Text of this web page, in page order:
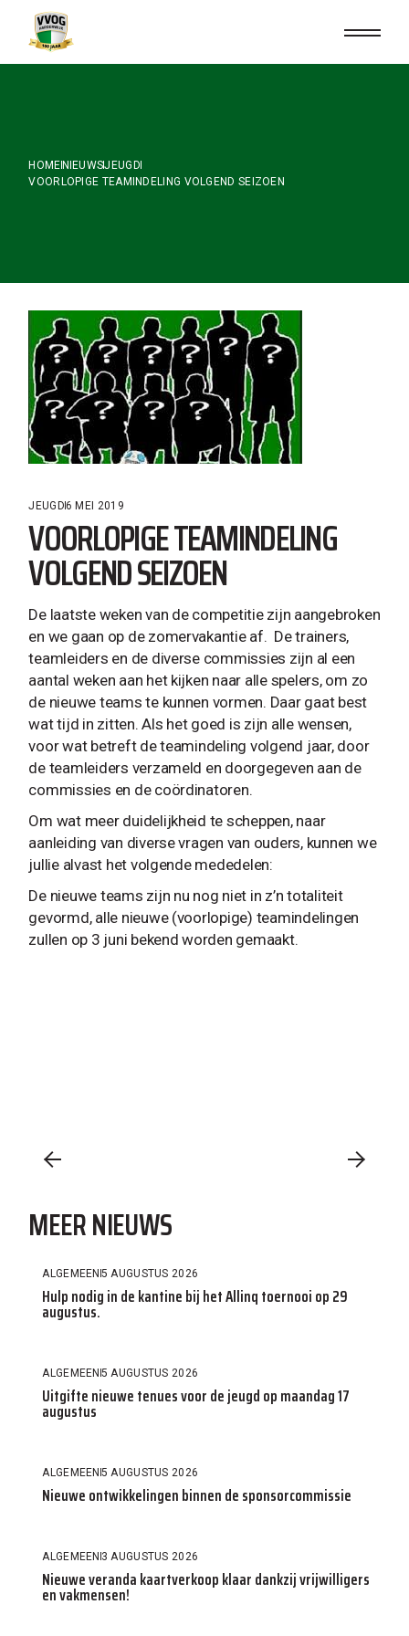
content
HOME NIEUWSJEUGD
VOORLOPIGE TEAMINDELING VOLGEND SEIZOEN
JEUGD6 MEI 2019
VOORLOPIGE TEAMINDELING
VOLGEND SEIZOEN
De laatste weken van de competitie zijn aangebroken
en we gaan op de zomervakantie af. De trainers,
teamleiders en de diverse commissies zijn al een
aantal weken aan het kijken naar alle spelers, om zo
de nieuwe teams te kunnen vormen. Daar gaat best
wat tijd in zitten. Als het goed is zijn alle wensen,
voor wat betreft de teamindeling volgend jaar, door
de teamleiders verzameld en doorgegeven aan de
commissies en de coördinatoren.
Om wat meer duidelijkheid te scheppen, naar
aanleiding van diverse vragen van ouders, kunnen we
jullie alvast het volgende mededelen:
De nieuwe teams zijn nu nog niet in z’n totaliteit
gevormd, alle nieuwe (voorlopige) teamindelingen
zullen op 3 juni bekend worden gemaakt.
MEER NIEUWS
ALGEMEEN5 AUGUSTUS 2026
Hulp nodig in de kantine bij het Allinq toernooi op 29
augustus.
ALGEMEEN5 AUGUSTUS 2026
Uitgifte nieuwe tenues voor de jeugd op maandag 17
augustus
ALGEMEEN5 AUGUSTUS 2026
Nieuwe ontwikkelingen binnen de sponsorcommissie
ALGEMEEN3 AUGUSTUS 2026
Nieuwe veranda kaartverkoop klaar dankzij vrijwilligers
en vakmensen!